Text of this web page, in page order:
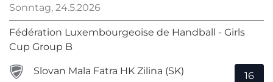
Sonntag, 24.5.2026
Fédération Luxembourgeoise de Handball - Girls
Cup Group B
Slovan Mala Fatra HK Zilina (SK)
16